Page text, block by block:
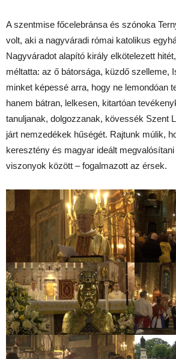
A szentmise főcelebránsa és szónoka
volt, aki a nagyváradi római katolikus
Nagyváradot alapító király elkötelezett
méltatta: az ő bátorsága, küzdő szelleme,
minket képessé arra, hogy ne lemondóan
hanem bátran, lelkesen, kitartóan
tanuljanak, dolgozzanak, kövessék Szent
járt nemzedékek hűségét. Rajtunk múlik,
keresztény és magyar ideált
viszonyok között – fogalmazott az érsek.